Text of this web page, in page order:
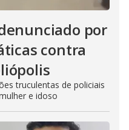
por
contra
truculentas de policiais
e idoso